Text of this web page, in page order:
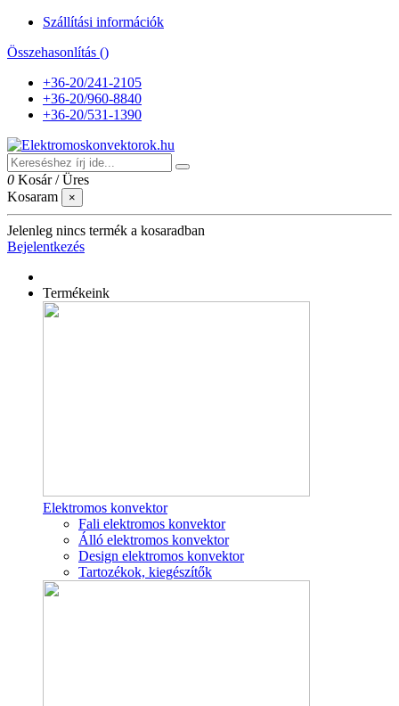
Szállítási információk
Összehasonlítás ()
+36-20/241-2105
+36-20/960-8840
+36-20/531-1390
0 Kosár /Üres
Kosaram
×
Jelenleg nincs termék a kosaradban
Bejelentkezés
Termékeink
Elektromos konvektor
Fali elektromos konvektor
Álló elektromos konvektor
Design elektromos konvektor
Tartozékok, kiegészítők